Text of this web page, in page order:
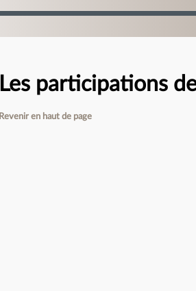
Les participations
Revenir en haut de page